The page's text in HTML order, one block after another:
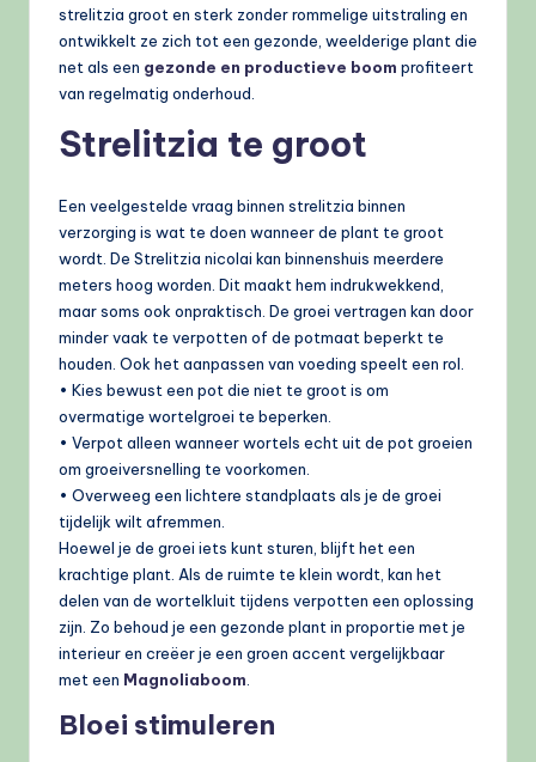
strelitzia groot en sterk zonder rommelige uitstraling en
ontwikkelt ze zich tot een gezonde, weelderige plant die
net als een gezonde en productieve boom profiteert
van regelmatig onderhoud.
Strelitzia te groot
Een veelgestelde vraag binnen strelitzia binnen
verzorging is wat te doen wanneer de plant te groot
wordt. De Strelitzia nicolai kan binnenshuis meerdere
meters hoog worden. Dit maakt hem indrukwekkend,
maar soms ook onpraktisch. De groei vertragen kan door
minder vaak te verpotten of de potmaat beperkt te
houden. Ook het aanpassen van voeding speelt een rol.
• Kies bewust een pot die niet te groot is om
overmatige wortelgroei te beperken.
• Verpot alleen wanneer wortels echt uit de pot groeien
om groeiversnelling te voorkomen.
• Overweeg een lichtere standplaats als je de groei
tijdelijk wilt afremmen.
Hoewel je de groei iets kunt sturen, blijft het een
krachtige plant. Als de ruimte te klein wordt, kan het
delen van de wortelkluit tijdens verpotten een oplossing
zijn. Zo behoud je een gezonde plant in proportie met je
interieur en creëer je een groen accent vergelijkbaar
met een Magnoliaboom.
Bloei stimuleren